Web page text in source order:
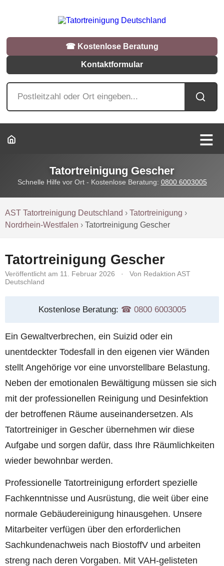
☎︎ Kostenlose Beratung
Kontaktformular
Tatortreinigung Gescher
Schnelle Hilfe vor Ort - Kostenlose Beratung: 0800 6003005
AST Tatortreinigung Deutschland ›Tatortreinigung ›
Nordrhein-Westfalen ›Tatortreinigung Gescher
Tatortreinigung Gescher
Veröffentlicht am 11. Februar 2026 ·
Von Redaktion AST
Deutschland
Kostenlose Beratung: ☎︎ 0800 6003005
Ein Gewaltverbrechen, ein Suizid oder ein
unentdeckter Todesfall in den eigenen vier Wänden
stellt Angehörige vor eine unvorstellbare Belastung.
Neben der emotionalen Bewältigung müssen sie sich
mit der professionellen Reinigung und Desinfektion
der betroffenen Räume auseinandersetzen. Als
Tatortreiniger in Gescher übernehmen wir diese
Aufgabe und sorgen dafür, dass Ihre Räumlichkeiten
wieder bewohnbar werden.
Professionelle Tatortreinigung erfordert spezielle
Fachkenntnisse und Ausrüstung, die weit über eine
normale Gebäudereinigung hinausgehen. Unsere
Mitarbeiter verfügen über den erforderlichen
Sachkundenachweis nach BiostoffV und arbeiten
streng nach deren Vorgaben. Mit VAH-gelisteten